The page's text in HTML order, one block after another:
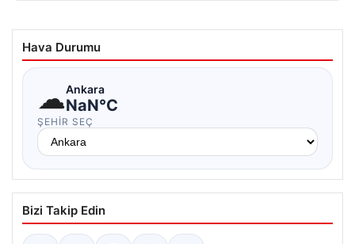
Hava Durumu
☁Ankara
NaN°C
ŞEHIR SEÇ
Bizi Takip Edin